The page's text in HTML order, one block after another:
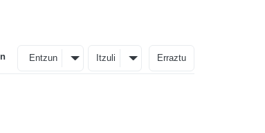
Entzun Itzuli Erraztu